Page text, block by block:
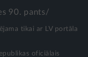
90. pants/
tikai ar LV portāla
oficiālais